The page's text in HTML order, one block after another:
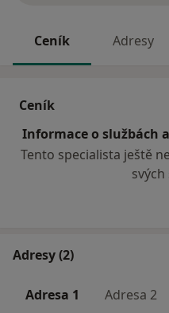
Ceník Adresy
Ceník
Informace o službách
Tento specialista ještě
Adresy (2)
Adresa 1 Adresa 2